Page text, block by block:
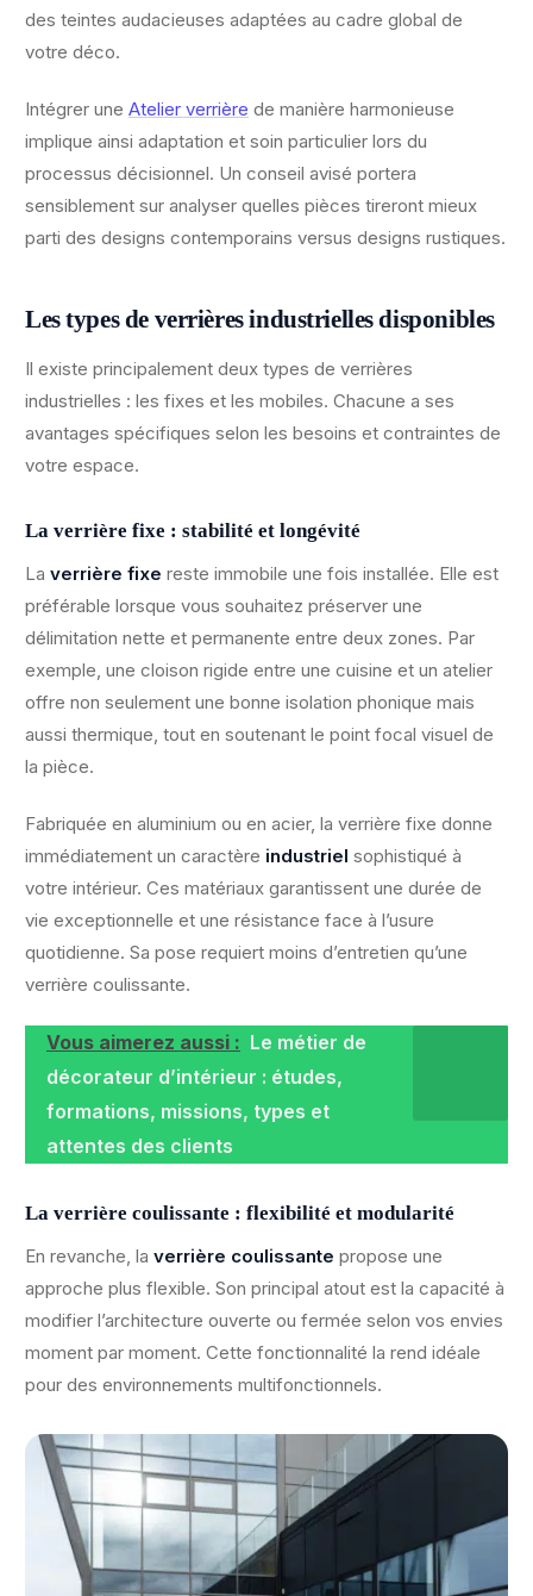
des teintes audacieuses adaptées au cadre global de
votre déco.
Intégrer une Atelier verrière de manière harmonieuse
implique ainsi adaptation et soin particulier lors du
processus décisionnel. Un conseil avisé portera
sensiblement sur analyser quelles pièces tireront mieux
parti des designs contemporains versus designs rustiques.
Les types de verrières industrielles disponibles
Il existe principalement deux types de verrières
industrielles : les fixes et les mobiles. Chacune a ses
avantages spécifiques selon les besoins et contraintes de
votre espace.
La verrière fixe : stabilité et longévité
La verrière fixe reste immobile une fois installée. Elle est
préférable lorsque vous souhaitez préserver une
délimitation nette et permanente entre deux zones. Par
exemple, une cloison rigide entre une cuisine et un atelier
offre non seulement une bonne isolation phonique mais
aussi thermique, tout en soutenant le point focal visuel de
la pièce.
Fabriquée en aluminium ou en acier, la verrière fixe donne
immédiatement un caractère industriel sophistiqué à
votre intérieur. Ces matériaux garantissent une durée de
vie exceptionnelle et une résistance face à l’usure
quotidienne. Sa pose requiert moins d’entretien qu’une
verrière coulissante.
Vous aimerez aussi : Le métier de
décorateur d’intérieur : études,
formations, missions, types et
attentes des clients
La verrière coulissante : flexibilité et modularité
En revanche, la verrière coulissante propose une
approche plus flexible. Son principal atout est la capacité à
modifier l’architecture ouverte ou fermée selon vos envies
moment par moment. Cette fonctionnalité la rend idéale
pour des environnements multifonctionnels.